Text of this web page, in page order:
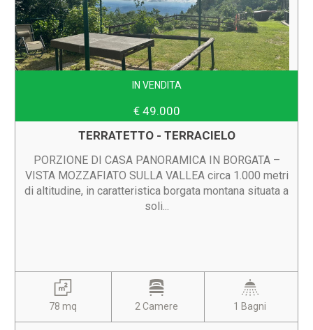
IN VENDITA
€ 49.000
TERRATETTO - TERRACIELO
PORZIONE DI CASA PANORAMICA IN BORGATA –
VISTA MOZZAFIATO SULLA VALLEA circa 1.000 metri
di altitudine, in caratteristica borgata montana situata a
soli...
78 mq 2 Camere 1 Bagni